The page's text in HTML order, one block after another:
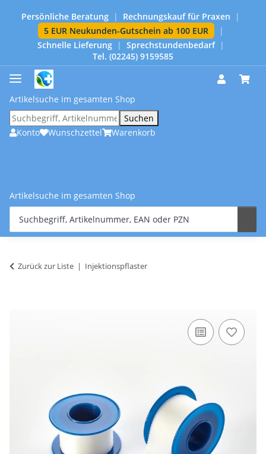
Persönliche Beratung | Rechnungskauf für Praxen
|
5 EUR Neukunden-Gutschein ab 100 EUR
|
Schnelle Lieferung
| Sprechstundenbedarf
|
Tel. (02245) 9159585
Artikelsuche im gesamten Shop
Suchen
Konto
Wunschzettel Warenkorb
Artikelsuche im gesamten Shop
Zurück zur Liste Injektionspflaster